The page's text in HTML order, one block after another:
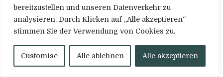
bereitzustellen und unseren Datenverkehr zu
analysieren. Durch Klicken auf „Alle akzeptieren“
stimmen Sie der Verwendung von Cookies zu.
Customise Alle ablehnen Alle akzeptieren